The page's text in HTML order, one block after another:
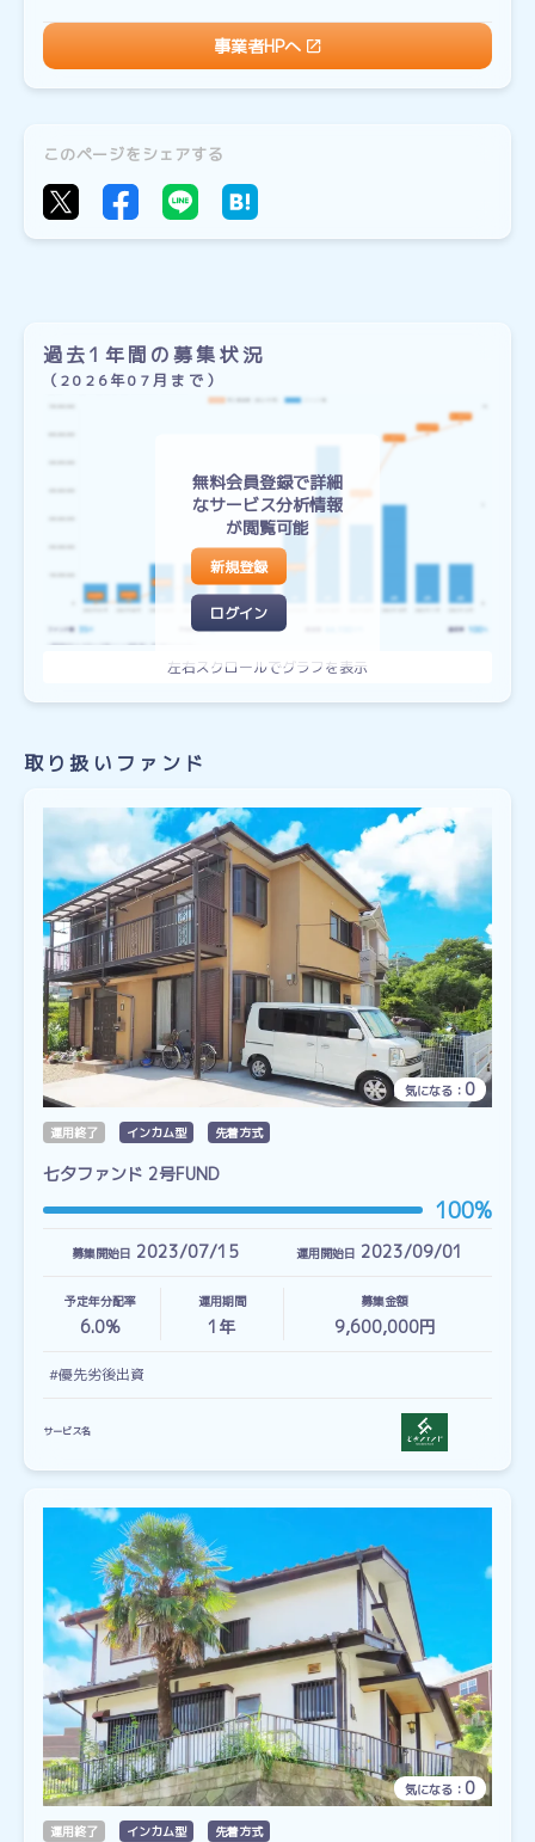
事業者HPへ
このページをシェアする
過去1年間の募集状況
（2026年07月まで）
無料会員登録で詳細
なサービス分析情報
が閲覧可能
新規登録
ログイン
取り扱いファンド
気になる： 0
運用終了 インカム型 先着方式
七夕ファンド 2号FUND
100%
募集開始日 2023/07/15 運用開始日 2023/09/01
予定年分配率
6.0%
運用期間
1 年
募集金額
9,600,000円
#優先劣後出資
サービス名
気になる： 0
運用終了 インカム型 先着方式